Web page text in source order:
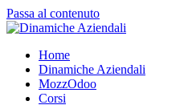
Passa al contenuto
Home
Dinamiche Aziendali
MozzOdoo
Corsi